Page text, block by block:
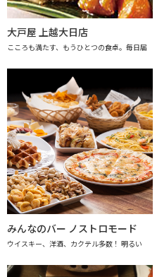
大戸屋 上越大日店
こころも満たす、もうひとつの食卓。毎日届
みんなのバー ノストロモード
ウイスキー、洋酒、カクテル多数！ 明るい